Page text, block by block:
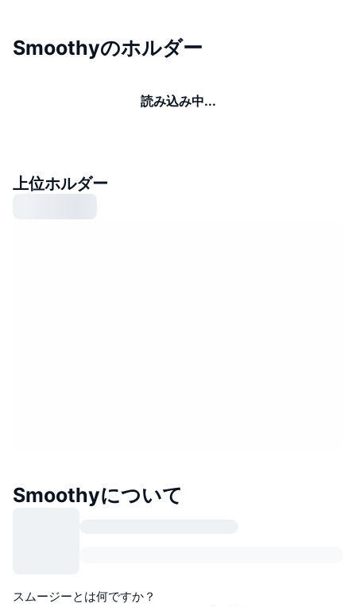
Smoothyのホルダー
読み込み中...
上位ホルダー
Smoothyについて
スムージーとは何ですか？